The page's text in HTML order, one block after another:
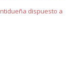
dispuesto a